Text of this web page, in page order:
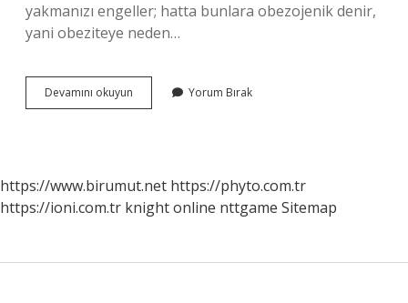
yakmanızı engeller; hatta bunlara obezojenik denir,
yani obeziteye neden…
Devamını okuyun
Atmak
Yorum Bırak
https://www.birumut.net https://phyto.com.tr
https://ioni.com.tr knight online nttgame Sitemap